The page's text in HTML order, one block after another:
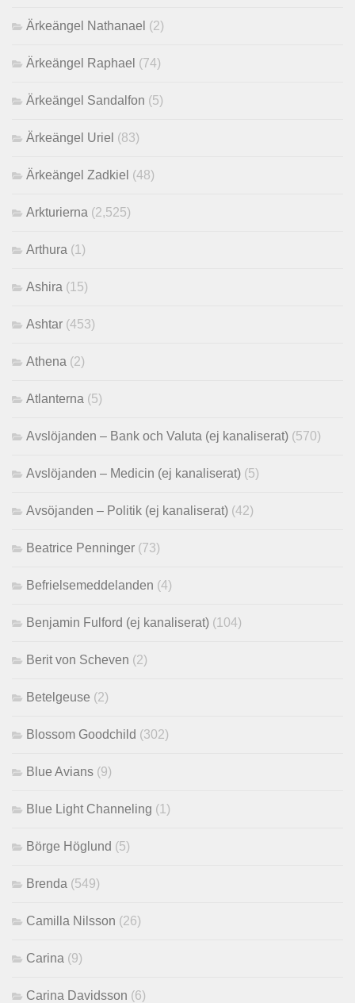
Ärkeängel Nathanael (2)
Ärkeängel Raphael (74)
Ärkeängel Sandalfon (5)
Ärkeängel Uriel (83)
Ärkeängel Zadkiel (48)
Arkturierna (2,525)
Arthura (1)
Ashira (15)
Ashtar (453)
Athena (2)
Atlanterna (5)
Avslöjanden – Bank och Valuta (ej kanaliserat) (570)
Avslöjanden – Medicin (ej kanaliserat) (5)
Avsöjanden – Politik (ej kanaliserat) (42)
Beatrice Penninger (73)
Befrielsemeddelanden (4)
Benjamin Fulford (ej kanaliserat) (104)
Berit von Scheven (2)
Betelgeuse (2)
Blossom Goodchild (302)
Blue Avians (9)
Blue Light Channeling (1)
Börge Höglund (5)
Brenda (549)
Camilla Nilsson (26)
Carina (9)
Carina Davidsson (6)